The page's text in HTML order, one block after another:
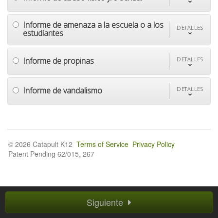
Informe de amenaza a la escuela o a los
estudiantes
DETALLES
Informe de propinas DETALLES
Informe de vandalismo DETALLES
Siguiente
© 2026 Catapult K12 Terms of Service Privacy Policy
Patent Pending 62/015, 267